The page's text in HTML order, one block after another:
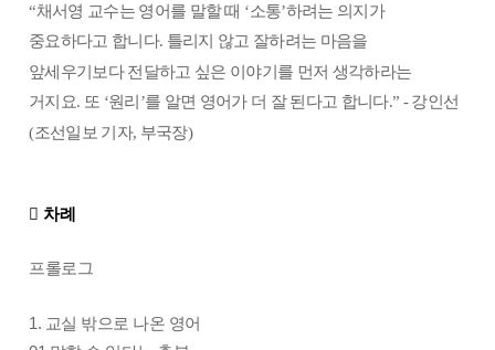
“채서영 교수는 영어를 말할 때 ‘소통’하려는 의지가
중요하다고 합니다. 틀리지 않고 잘하려는 마음을
앞세우기보다 전달하고 싶은 이야기를 먼저 생각하라는
거지요. 또 ‘원리 ’를 알면 영어가 더 잘 된다고 합니다.” -강인선
(조선일보 기자, 부국장)
 차례
프롤로그
1. 교실 밖으로 나온 영어